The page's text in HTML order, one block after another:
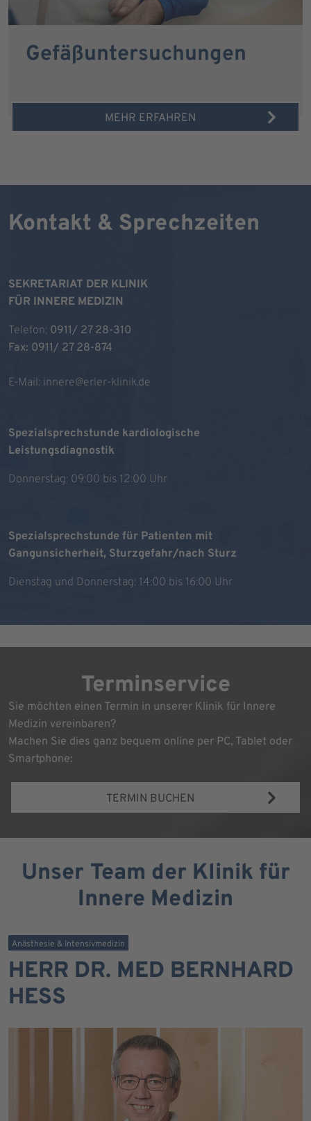
Gefäßuntersuchungen
MEHR ERFAHREN
Kontakt & Sprechzeiten
SEKRETARIAT DER KLINIK
FÜR INNERE MEDIZIN
Telefon: 0911/ 27 28-310
Fax: 0911/ 27 28-874
E-Mail: innere@erler-klinik.de
Spezialsprechstunde kardiologische
Leistungsdiagnostik
Donnerstag: 09:00 bis 12:00 Uhr
Spezialsprechstunde für Patienten mit
Gangunsicherheit, Sturzgefahr/nach Sturz
Dienstag und Donnerstag: 14:00 bis 16:00 Uhr
Terminservice
Sie möchten einen Termin in unserer Klinik für Innere
Medizin vereinbaren?
Machen Sie dies ganz bequem online per PC, Tablet oder
Smartphone:
TERMIN BUCHEN
Unser Team der Klinik für
Innere Medizin
Anästhesie & Intensivmedizin
HERR DR. MED BERNHARD
HESS